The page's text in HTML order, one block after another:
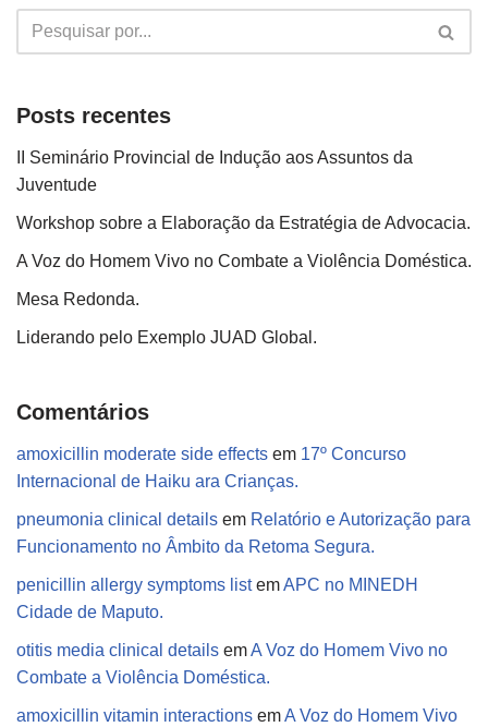
Posts recentes
II Seminário Provincial de Indução aos Assuntos da
Juventude
Workshop sobre a Elaboração da Estratégia de Advocacia.
A Voz do Homem Vivo no Combate a Violência Doméstica.
Mesa Redonda.
Liderando pelo Exemplo JUAD Global.
Comentários
amoxicillin moderate side effects em 17º Concurso
Internacional de Haiku ara Crianças.
pneumonia clinical details em Relatório e Autorização para
Funcionamento no Âmbito da Retoma Segura.
penicillin allergy symptoms listemAPC no MINEDH
Cidade de Maputo.
otitis media clinical details emA Voz do Homem Vivo no
Combate a Violência Doméstica.
amoxicillin vitamin interactions emA Voz do Homem Vivo